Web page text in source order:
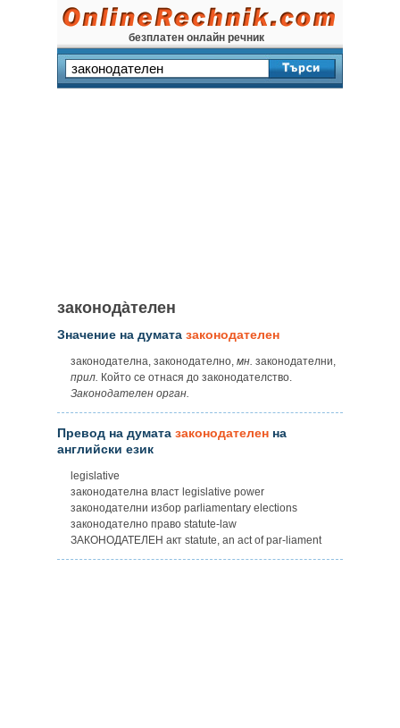
безплатен онлайн речник
законода̀телен
Значение на думата законодателен
законодателна, законодателно, мн. законодателни,
прил. Който се отнася до законодателство.
Законодателен орган.
Превод на думата законодателен на
английски език
legislative
законодателна власт legislative power
законодателни избор parliamentary elections
законодателно право statute-law
ЗАКОНОДАТЕЛЕН акт statute, an act of par-liament